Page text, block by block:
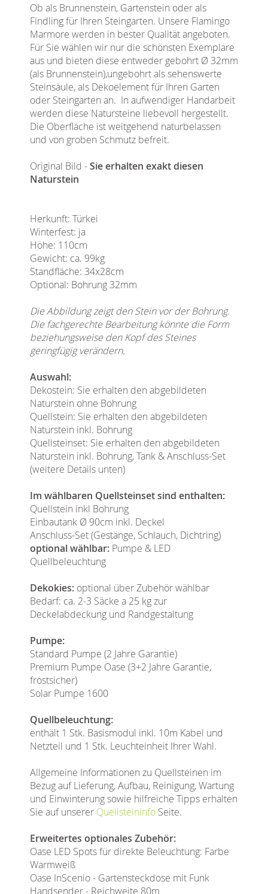
Ob als Brunnenstein, Gartenstein oder als
Findling für Ihren Steingarten. Unsere Flamingo
Marmore werden in bester Qualität angeboten.
Für Sie wählen wir nur die schönsten Exemplare
aus und bieten diese entweder gebohrt Ø 32mm
(als Brunnenstein),ungebohrt als sehenswerte
Steinsäule, als Dekoelement für Ihren Garten
oder Steingarten an. In aufwendiger Handarbeit
werden diese Natursteine liebevoll hergestellt.
Die Oberfläche ist weitgehend naturbelassen
und von groben Schmutz befreit.
Original Bild -Sie erhalten exakt diesen
Naturstein
Herkunft: Türkei
Winterfest: ja
Höhe: 110cm
Gewicht: ca. 99kg
Standfläche: 34x28cm
Optional: Bohrung 32mm
Die Abbildung zeigt den Stein vor der Bohrung.
Die fachgerechte Bearbeitung könnte die Form
beziehungsweise den Kopf des Steines
geringfügig verändern.
Auswahl:
Dekostein: Sie erhalten den abgebildeten
Naturstein ohne Bohrung
Quellstein: Sie erhalten den abgebildeten
Naturstein inkl. Bohrung
Quellsteinset: Sie erhalten den abgebildeten
Naturstein inkl. Bohrung, Tank & Anschluss-Set
(weitere Details unten)
Im wählbaren Quellsteinset sind enthalten:
Quellstein inkl Bohrung
Einbautank Ø 90cm inkl. Deckel
Anschluss-Set (Gestänge, Schlauch, Dichtring)
optional wählbar: Pumpe & LED
Quellbeleuchtung
Dekokies: optional über Zubehör wählbar
Bedarf: ca. 2-3 Säcke a 25 kg zur
Deckelabdeckung und Randgestaltung
Pumpe:
Standard Pumpe (2 Jahre Garantie)
Premium Pumpe Oase (3+2 Jahre Garantie,
frostsicher)
Solar Pumpe 1600
Quellbeleuchtung:
enthält 1 Stk. Basismodul inkl. 10m Kabel und
Netzteil und 1 Stk. Leuchteinheit Ihrer Wahl.
Allgemeine Informationen zu Quellsteinen im
Bezug auf Lieferung, Aufbau, Reinigung, Wartung
und Einwinterung sowie hilfreiche Tipps erhalten
Sie auf unserer Quellsteininfo Seite.
Erweitertes optionales Zubehör:
Oase LED Spots für direkte Beleuchtung: Farbe
Warmweiß
Oase InScenio - Gartensteckdose mit Funk
Handsender - Reichweite 80m